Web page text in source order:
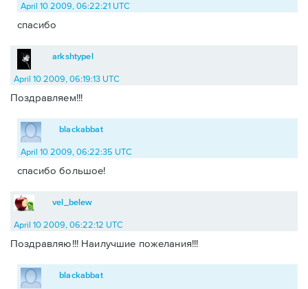
April 10 2009, 06:22:21 UTC
спасибо
arkshtypel
April 10 2009, 06:19:13 UTC
Поздравляем!!!
blackabbat
April 10 2009, 06:22:35 UTC
спасибо большое!
vel_belew
April 10 2009, 06:22:12 UTC
Поздравляю!!! Наилучшие пожелания!!!
blackabbat